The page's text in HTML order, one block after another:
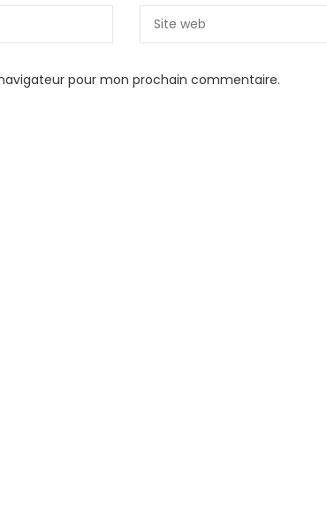
pour mon prochain commentaire.